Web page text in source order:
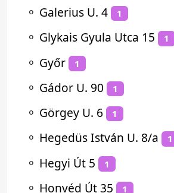
⚬ Galerius U. 4 1
⚬ Glykais Gyula Utca 15 1
⚬ Győr 1
⚬ Gádor U. 90 1
⚬ Görgey U. 6 1
⚬ Hegedüs István U. 8/a 1
⚬ Hegyi Út 5 1
⚬ Honvéd Út 35 1